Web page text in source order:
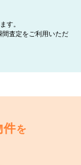
す。
査定をご利用いただ
件を